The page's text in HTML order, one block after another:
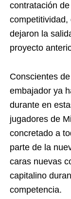
contratación
dejaron la
proyecto
Conscientes
embajador ya
durante en
jugadores de
concretado a
parte de la
caras nuevas
capitalino
competencia.